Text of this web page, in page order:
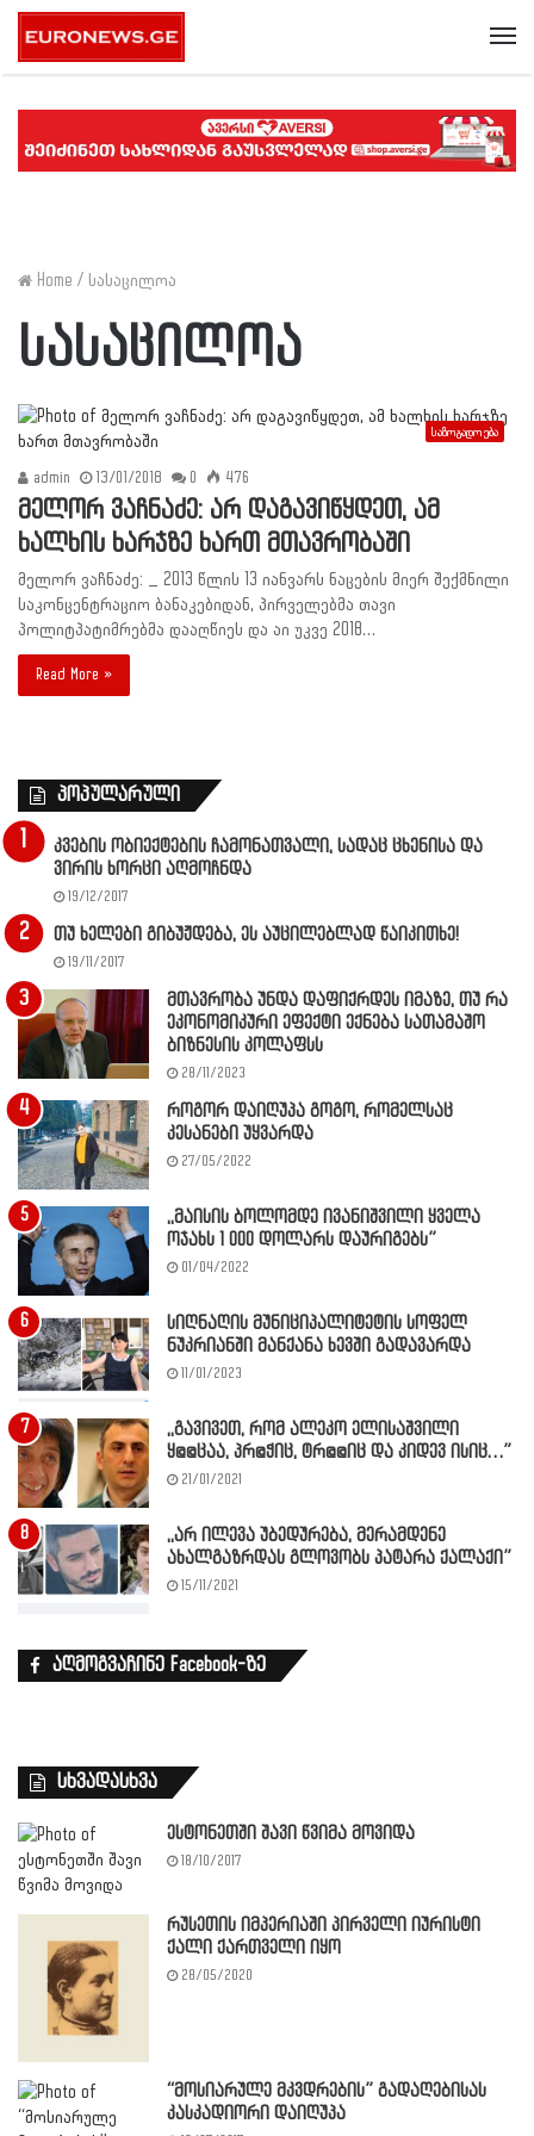
Home / სასაცილოა
სასაცილოა
საზოგადოება
admin 13/01/2018 0 476
მელორ ვაჩნაძე: არ დაგავიწყდეთ, ამ
ხალხის ხარჯზე ხართ მთავრობაში
მელორ ვაჩნაძე: _ 2013 წლის 13 იანვარს ნაცების მიერ შექმნილი
საკონცენტრაციო ბანაკებიდან, პირველებმა თავი
პოლიტპატიმრებმა დააღწიეს და აი უკვე 2018…
Read More »
პოპულარული
კვების ობიექტების ჩამონათვალი, სადაც ცხენისა და
ვირის ხორცი აღმოჩნდა
19/12/2017
თუ ხელები გიბუჟდება, ეს აუცილებლად წაიკითხე!
19/11/2017
მთავრობა უნდა დაფიქრდეს იმაზე, თუ რა
ეკონომიკური ეფექტი ექნება სათამაშო
ბიზნესის კოლაფსს
28/11/2023
როგორ დაიღუპა გოგო, რომელსაც
კესანები უყვარდა
27/05/2022
,,მაისის ბოლომდე ივანიშვილი ყველა
ოჯახს 1 000 დოლარს დაურიგებს”
01/04/2022
სიღნაღის მუნიციპალიტეტის სოფელ
ნუკრიანში მანქანა ხევში გადავარდა
11/01/2023
,,გავივეთ, რომ ალეკო ელისაშვილი
ყ@@ცაა, პრ@ჭიც, ტრ@@იც და კიდევ ისიც…”
21/01/2021
,,არ ილევა უბედურება, მერამდენე
ახალგაზრდას გლოვობს პატარა ქალაქი”
15/11/2021
აღმოგვაჩინე Facebook-ზე
სხვადასხვა
ესტონეთში შავი წვიმა მოვიდა
18/10/2017
რუსეთის იმპერიაში პირველი იურისტი
ქალი ქართველი იყო
28/05/2020
“მოსიარულე მკვდრების” გადაღებისას
კასკადიორი დაიღუპა